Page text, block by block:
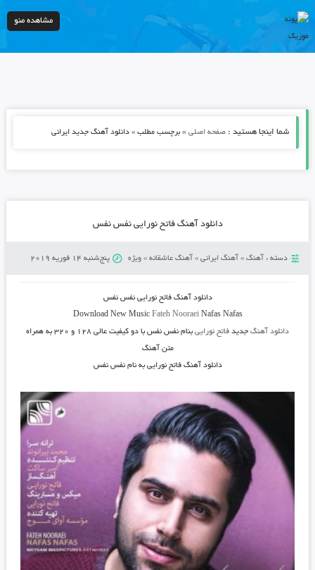
مشاهده منو
شما اینجا هستید : صفحه اصلی» برچسب مطلب » دانلود آهنگ جدید ایرانی
دانلود آهنگ فاتح نورایی نفس نفس
دسته : آهنگ» آهنگ ایرانی» آهنگ عاشقانه» ویژه پنج‌شنبه 14 فوریه 2019
دانلود آهنگفاتح نورایی نفس نفس
Download New Music Fateh NooraeiNafas Nafas
دانلود آهنگجدید فاتح نوراییبنام نفس نفس
با دو کیفیت عالی ۱۲۸ و ۳۲۰ به همراه
متن آهنگ
دانلود آهنگ فاتح نورایی به نام نفس نفس